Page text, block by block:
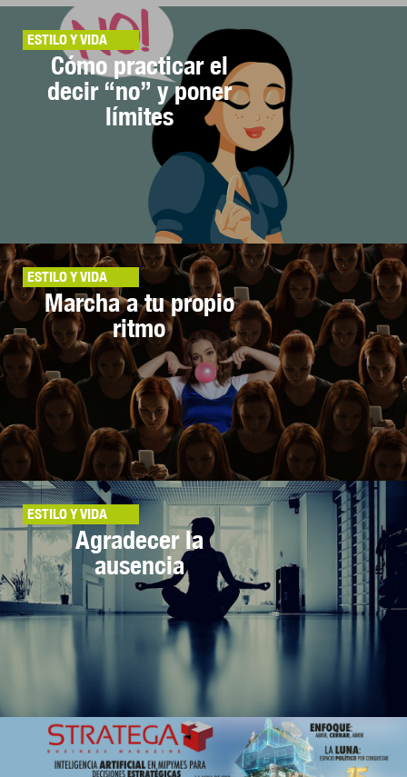
ESTILO Y VIDA
Cómo practicar el
decir “no” y poner
límites
ESTILO Y VIDA
Marcha a tu propio
ritmo
ESTILO Y VIDA
Agradecer la
ausencia